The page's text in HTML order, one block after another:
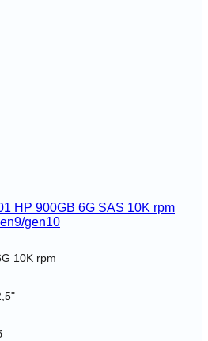
HP 900GB 6G SAS 10K rpm
gen10
10K rpm